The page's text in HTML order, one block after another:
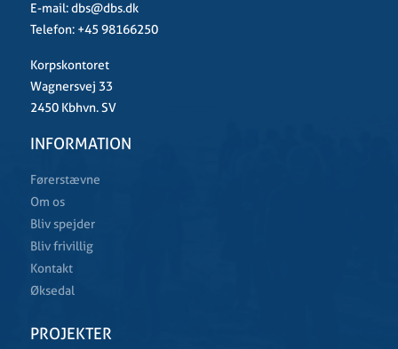
E-mail:dbs@dbs.dk
Telefon: +45 98166250
Korpskontoret
Wagnersvej 33
2450 Kbhvn. SV
INFORMATION
Førerstævne
Om os
Bliv spejder
Bliv frivillig
Kontakt
Øksedal
PROJEKTER